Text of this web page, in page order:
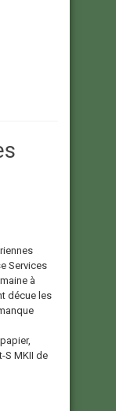
Services
à
décue les
S MKII de